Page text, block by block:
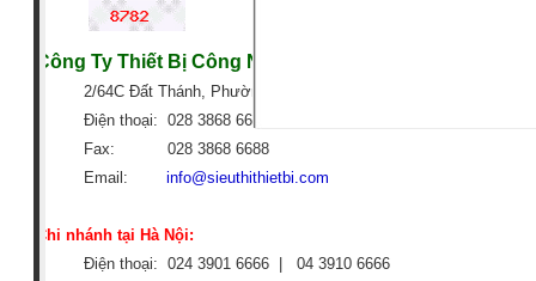
Công Ty Thiết Bị Công Nghiệp GTG
2/64C Đất Thánh, Phường 6, Quận Tân Bình, TP HCM
Điện thoại: 028 3868 6666
Fax: 028 3868 6688
Email: info@sieuthithietbi.com
Chi nhánh tại Hà Nội:
Điện thoại: 024 3901 6666 | 04 3910 6666